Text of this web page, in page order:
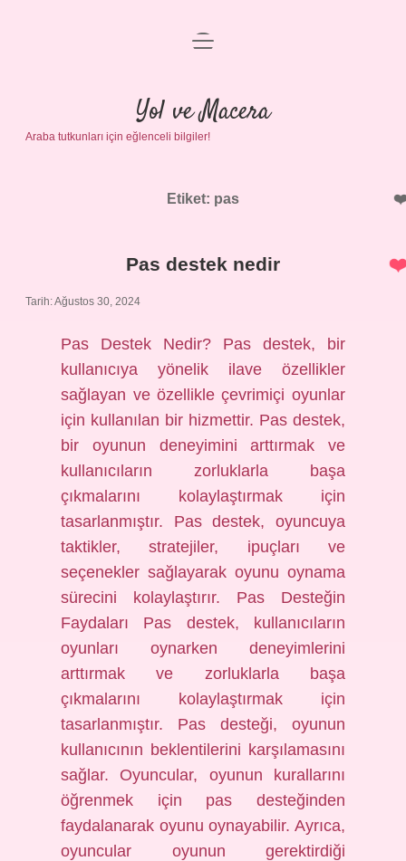
Anasayfa
Gizlilik Politikası
Yasal Uyarı
menüyü
Yol ve Macera
Araba tutkunları için eğlenceli bilgiler!
Etiket: pas
Pas destek nedir
Tarih: Ağustos 30, 2024
Pas Destek Nedir? Pas destek, bir
kullanıcıya yönelik ilave özellikler
sağlayan ve özellikle çevrimiçi oyunlar
için kullanılan bir hizmettir. Pas destek,
bir oyunun deneyimini arttırmak ve
kullanıcıların zorluklarla başa
çıkmalarını kolaylaştırmak için
tasarlanmıştır. Pas destek, oyuncuya
taktikler, stratejiler, ipuçları ve
seçenekler sağlayarak oyunu oynama
sürecini kolaylaştırır. Pas Desteğin
Faydaları Pas destek, kullanıcıların
oyunları oynarken deneyimlerini
arttırmak ve zorluklarla başa
çıkmalarını kolaylaştırmak için
tasarlanmıştır. Pas desteği, oyunun
kullanıcının beklentilerini karşılamasını
sağlar. Oyuncular, oyunun kurallarını
öğrenmek için pas desteğinden
faydalanarak oyunu oynayabilir. Ayrıca,
oyuncular oyunun gerektirdiği